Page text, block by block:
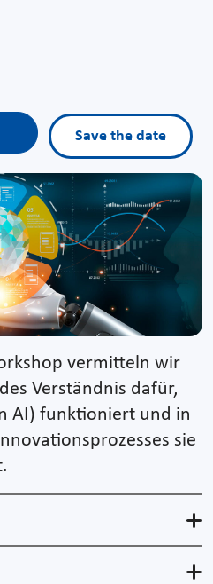
Save the date
vermitteln wir
Verständnis dafür,
AI) funktioniert und in
sie